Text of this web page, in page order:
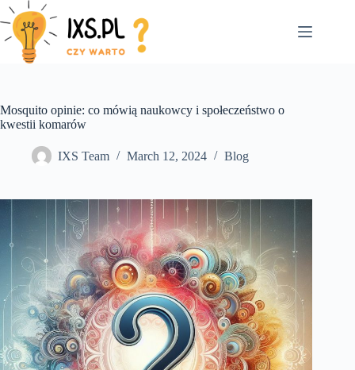
Skip
to
content
Mosquito opinie: co mówią naukowcy i społeczeństwo o
kwestii komarów
IXS Team March 12, 2024 Blog